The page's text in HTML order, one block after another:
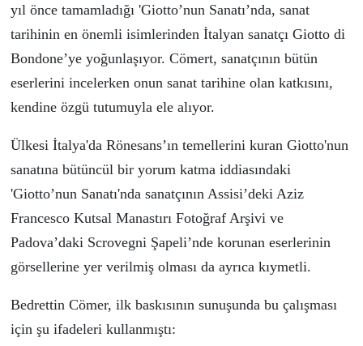
yıl önce tamamladığı 'Giotto’nun Sanatı’nda, sanat
tarihinin en önemli isimlerinden İtalyan sanatçı Giotto di
Bondone’ye yoğunlaşıyor. Cömert, sanatçının bütün
eserlerini incelerken onun sanat tarihine olan katkısını,
kendine özgü tutumuyla ele alıyor.
Ülkesi İtalya'da Rönesans’ın temellerini kuran Giotto'nun
sanatına bütüncül bir yorum katma iddiasındaki
'Giotto’nun Sanatı'nda sanatçının Assisi’deki Aziz
Francesco Kutsal Manastırı Fotoğraf Arşivi ve
Padova’daki Scrovegni Şapeli’ndekorunan eserlerinin
görsellerine yer verilmiş olması da ayrıca kıymetli.
Bedrettin Cömer, ilk baskısının sunuşunda bu çalışması
için şu ifadeleri kullanmıştı: